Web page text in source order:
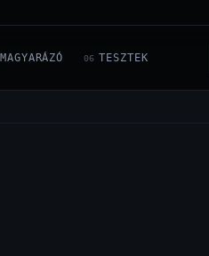
MAGYARÁZÓ 06 TESZTEK